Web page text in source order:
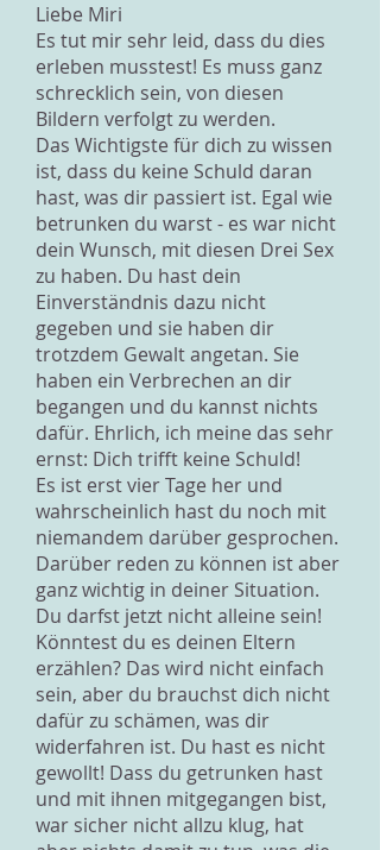
Liebe Miri
Es tut mir sehr leid, dass du dies
erleben musstest! Es muss ganz
schrecklich sein, von diesen
Bildern verfolgt zu werden.
Das Wichtigste für dich zu wissen
ist, dass du keine Schuld daran
hast, was dir passiert ist. Egal wie
betrunken du warst - es war nicht
dein Wunsch, mit diesen Drei Sex
zu haben. Du hast dein
Einverständnis dazu nicht
gegeben und sie haben dir
trotzdem Gewalt angetan. Sie
haben ein Verbrechen an dir
begangen und du kannst nichts
dafür. Ehrlich, ich meine das sehr
ernst: Dich trifft keine Schuld!
Es ist erst vier Tage her und
wahrscheinlich hast du noch mit
niemandem darüber gesprochen.
Darüber reden zu können ist aber
ganz wichtig in deiner Situation.
Du darfst jetzt nicht alleine sein!
Könntest du es deinen Eltern
erzählen? Das wird nicht einfach
sein, aber du brauchst dich nicht
dafür zu schämen, was dir
widerfahren ist. Du hast es nicht
gewollt! Dass du getrunken hast
und mit ihnen mitgegangen bist,
war sicher nicht allzu klug, hat